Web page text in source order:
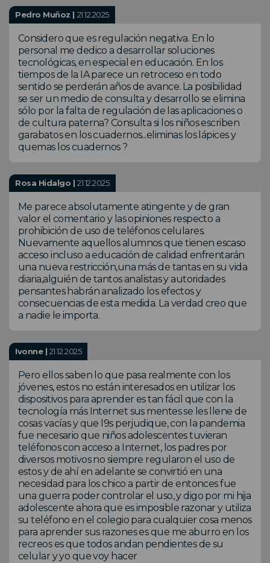
Pedro Muñoz | 21.12.2025
Considero que es regulación negativa. En lo
personal me dedico a desarrollar soluciones
tecnológicas, en especial en educación. En los
tiempos de la IA parece un retroceso en todo
sentido se perderán años de avance. La posibilidad
se ser un medio de consulta y desarrollo se elimina
sólo por la falta de regulación de las aplicaciones o
de cultura paterna? Consulta si los niños escriben
garabatos en los cuadernos...eliminas los lápices y
quemas los cuadernos ?
Rosa Hidalgo |21.12.2025
Me parece absolutamente atingente y de gran
valor el comentario y las opiniones respecto a
prohibición de uso de teléfonos celulares.
Nuevamente aquellos alumnos que tienen escaso
acceso incluso a educación de calidad enfrentarán
una nueva restricción,una más de tantas en su vida
diaria,alguién de tantos analistas y autoridades
pensantes habrán analizado los efectos y
consecuencias de esta medida. La verdad creo que
a nadie le importa.
Ivonne | 21.12.2025
Pero ellos saben lo que pasa realmente con los
jóvenes, estos no están interesados en utilizar los
dispositivos para aprender es tan fácil que con la
tecnología más Internet sus mentes se les llene de
cosas vacías y que l9s perjudique, con la pandemia
fue necesario que niños adolescentes tuvieran
teléfonos con acceso a Internet, los padres por
diversos motivos no siempre regularon el uso de
estos y de ahí en adelante se convirtió en una
necesidad para los chico a partir de entonces fue
una guerra poder controlar el uso, y digo por mi hija
adolescente ahora que es imposible razonar y utiliza
su teléfono en el colegio para cualquier cosa menos
para aprender sus razones es que me aburro en los
recreos es que todos andan pendientes de su
celular y yo que voy hacer